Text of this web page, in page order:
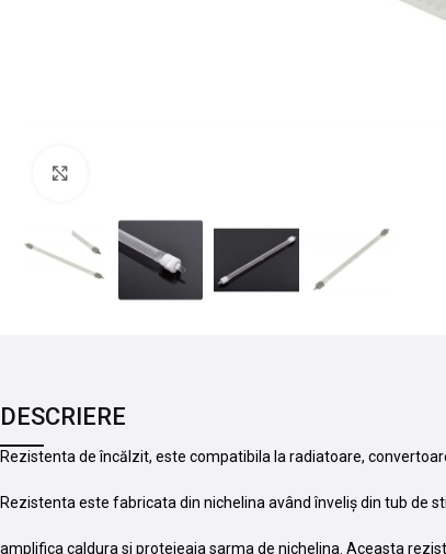
DESCRIERE
Rezistenta de încălzit, este compatibila la radiatoare,
Rezistenta este fabricata din nichelina având înveliș din tub de
amplifica caldura si protejeaja sarma de nichelina. Aceasta